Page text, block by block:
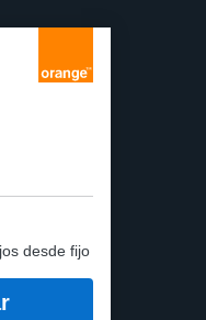
desde fijo